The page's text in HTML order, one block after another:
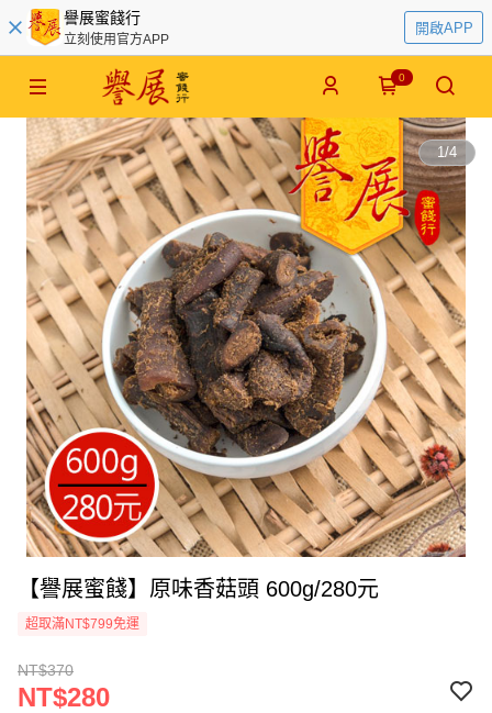
譽展蜜餞行
立刻使用官方APP
開啟APP
0
1/4
【譽展蜜餞】原味香菇頭 600g/280元
超取滿NT$799免運
NT$370
NT$280